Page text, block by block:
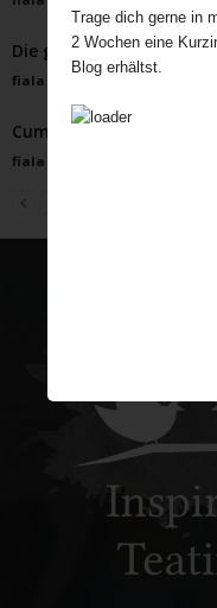
Die glorreichen Tage
fiala Mai 30, 2023
Cumberland Rum Nicky
fiala
Trage dich gerne in
2 Wochen eine
Blog erhältst.